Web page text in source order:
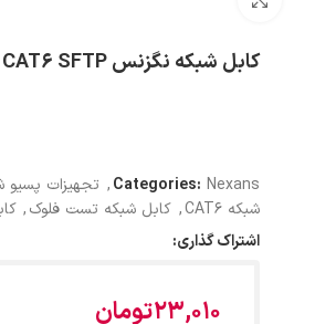
کابل شبکه نگزنس CAT6 SFTP تست فلوک
Categories: Nexans
, تجهیزات پسیو
شبکه CAT6
, کابل شبکه تست فلوک,
اشتراک گذاری:
23,010تومان